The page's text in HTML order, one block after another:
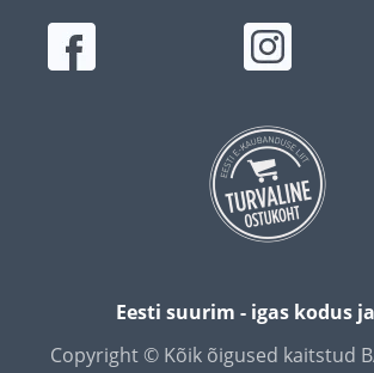
Eesti suurim - igas kodus
Copyright © Kõik õigused kaitstud